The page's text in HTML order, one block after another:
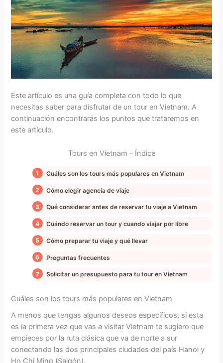
Este artículo es una guía completa con todo lo que
necesitas saber para disfrutar de un tour en Vietnam. A
continuación encontrarás los puntos que trataremos en
este artículo.
Tours en Vietnam – Índice
Cuáles son los tours más populares en Vietnam
Cómo elegir agencia de viaje
Qué considerar antes de reservar tu viaje a Vietnam
Cuándo reservar un tour y cuando viajar por libre
Cómo preparar tu viaje y qué llevar
Preguntas frecuentes
Solicitar un presupuesto para tu tour en Vietnam
Cuáles son los tours más populares en Vietnam
A menos que tengas algunos deseos específicos, si esta
es la primera vez que vas a visitar Vietnam te sugiero que
empieces por la ruta clásica que va de norte a sur
conectando las dos principales ciudades del país Hanoi y
Ho Chi Ming (Saigón).